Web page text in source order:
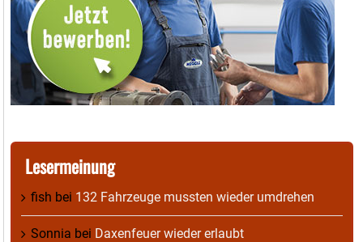
Lesermeinung
fish bei 132 Fahrzeuge mussten wieder umdrehen
Sonnia bei Daxenfeuer wieder erlaubt